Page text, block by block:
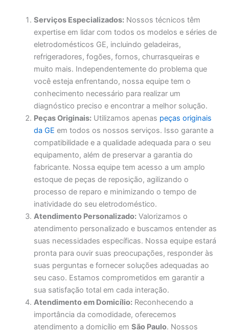
Serviços Especializados: Nossos técnicos têm
expertise em lidar com todos os modelos e séries de
eletrodomésticos GE, incluindo geladeiras,
refrigeradores, fogões, fornos, churrasqueiras e
muito mais. Independentemente do problema que
você esteja enfrentando, nossa equipe tem o
conhecimento necessário para realizar um
diagnóstico preciso e encontrar a melhor solução.
Peças Originais: Utilizamos apenas peças originais
da GE em todos os nossos serviços. Isso garante a
compatibilidade e a qualidade adequada para o seu
equipamento, além de preservar a garantia do
fabricante. Nossa equipe tem acesso a um amplo
estoque de peças de reposição, agilizando o
processo de reparo e minimizando o tempo de
inatividade do seu eletrodoméstico.
Atendimento Personalizado: Valorizamos o
atendimento personalizado e buscamos entender as
suas necessidades específicas. Nossa equipe estará
pronta para ouvir suas preocupações, responder às
suas perguntas e fornecer soluções adequadas ao
seu caso. Estamos comprometidos em garantir a
sua satisfação total em cada interação.
Atendimento em Domicílio: Reconhecendo a
importância da comodidade, oferecemos
atendimento a domicílio emSão Paulo. Nossos